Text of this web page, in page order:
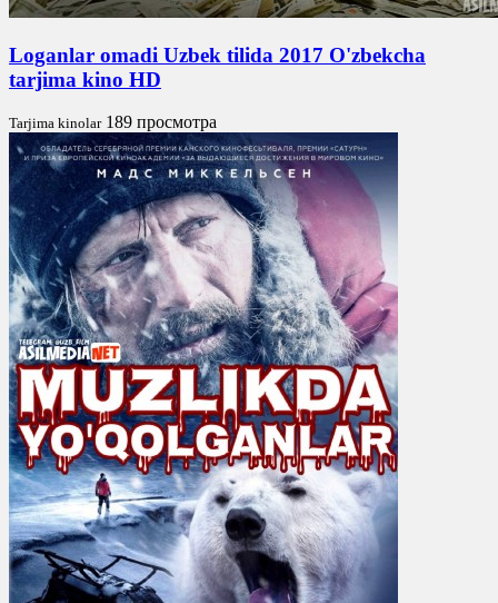
Loganlar omadi Uzbek tilida 2017 O'zbekcha
tarjima kino HD
Tarjima kinolar 189 просмотра